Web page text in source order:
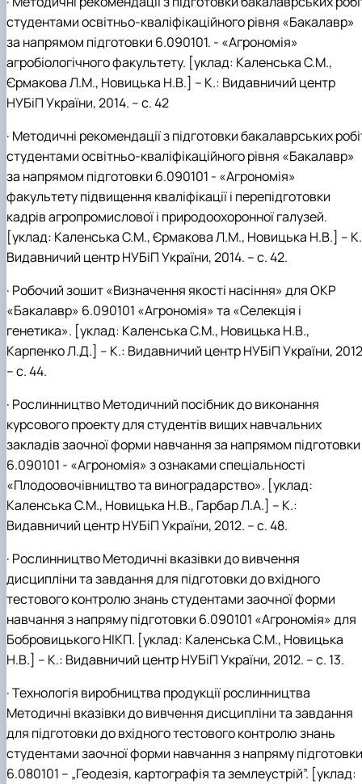
студентами освітньо-кваліфікаційного рівня «Бакалавр»
за напрямом підготовки 6.090101. - «Агрономія»
агробіологічного факультету. [уклад: Каленська С.М.,
Єрмакова Л.М., Новицька Н.В.] – К.: Видавничий центр
НУБіП України, 2014. – с. 42
· Методичні рекомендації з підготовки бакалаврських
студентами освітньо-кваліфікаційного рівня «Бакалавр»
за напрямом підготовки 6.090101 - «Агрономія»
факультету підвищення кваліфікації і перепідготовки
кадрів агропромислової і природоохоронної галузей.
[уклад: Каленська С.М., Єрмакова Л.М., Новицька Н.В.] –
Видавничий центр НУБіП України, 2014. – с. 42.
· Робочий зошит «Визначення якості насіння» для ОКР
«Бакалавр» 6.090101 «Агрономія» та «Селекція і
генетика». [уклад: Каленська С.М., Новицька Н.В.,
Карпенко Л.Д.] – К.: Видавничий центр НУБіП України,
– с. 44.
· Рослинництво Методичний посібник до виконання
курсового проекту для студентів вищих навчальних
закладів заочної форми навчання за напрямом підготовки
6.090101 - «Агрономія» з ознаками спеціальності
«Плодоовочівництво та виноградарство». [уклад:
Каленська С.М., Новицька Н.В., Гарбар Л.А.] – К.:
Видавничий центр НУБіП України, 2012. – с. 48.
· Рослинництво Методичні вказівки до вивчення
дисципліни та завдання для підготовки до вхідного
тестового контролю знань студентами заочної форми
навчання з напряму підготовки 6.090101 «Агрономія» для
Бобровицького НІКП. [уклад: Каленська С.М., Новицька
Н.В.] – К.: Видавничий центр НУБіП України, 2012. – с. 13.
· Технологія виробництва продукції рослинництва
Методичні вказівки до вивчення дисципліни та завдання
для підготовки до вхідного тестового контролю знань
студентами заочної форми навчання з напряму підготовки
6.080101 – „Геодезія, картографія та землеустрій”. [уклад: